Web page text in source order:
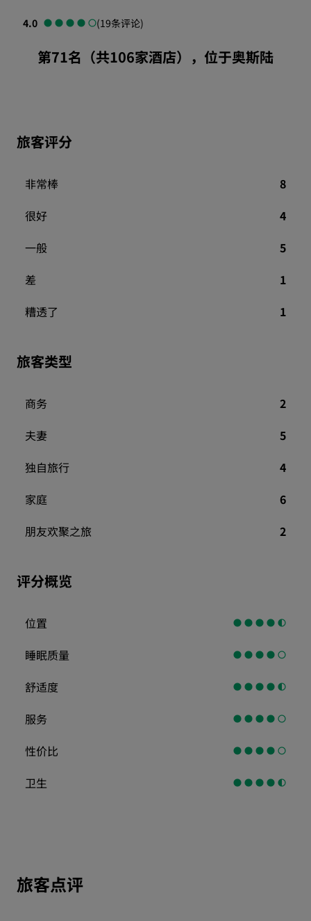
4.0 (19条评论)
第71名（共106家酒店），位于奥斯陆
旅客评分
非常棒
8
很好
4
一般
5
差
1
糟透了
1
旅客类型
商务
2
夫妻
5
独自旅行
4
家庭
6
朋友欢聚之旅
2
评分概览
位置
睡眠质量
舒适度
服务
性价比
卫生
旅客点评